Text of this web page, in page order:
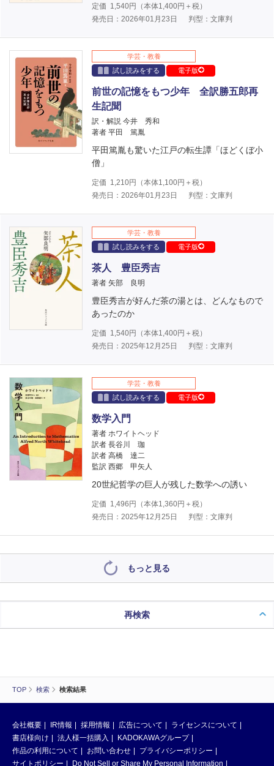
TOP 検索 検索結果
定価 1,540円（本体1,400円＋税）
発売日：2026年01月23日
判型：文庫判
学芸・教養
試し読みをする
電子版
前世の記憶をもつ少年 全訳勝五郎再
生記聞
訳・解説 今井 秀和
著者 平田 篤胤
平田篤胤も驚いた江戸の転生譚「ほどくぼ小
僧」
定価 1,210円（本体1,100円＋税）
発売日：2026年01月23日
判型：文庫判
学芸・教養
試し読みをする
電子版
茶人 豊臣秀吉
著者 矢部 良明
豊臣秀吉が好んだ茶の湯とは、どんなもので
あったのか
定価 1,540円（本体1,400円＋税）
発売日：2025年12月25日
判型：文庫判
学芸・教養
試し読みをする
電子版
数学入門
著者 ホワイトヘッド
訳者 長谷川 珈
訳者 高橋 達二
監訳 西郷 甲矢人
20世紀哲学の巨人が残した数学への誘い
定価 1,496 円（本体1,360円＋税）
発売日：2025年12月25日
判型：文庫判
もっと見る
再検索
会社概要 IR情報 採用情報 広告について
ライセンスについて
書店様向け
法人様一括購入
KADOKAWAグループ
作品の利用について
お問い合わせ
プライバシーポリシー
サイトポリシー
Do Not Sell or Share My Personal Information